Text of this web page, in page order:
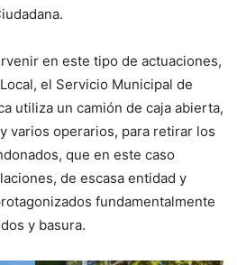
en este tipo de actuaciones,
el Servicio Municipal de
utiliza un camión de caja abierta,
varios operarios, para retirar los
que en este caso
de escasa entidad y
fundamentalmente
y basura.